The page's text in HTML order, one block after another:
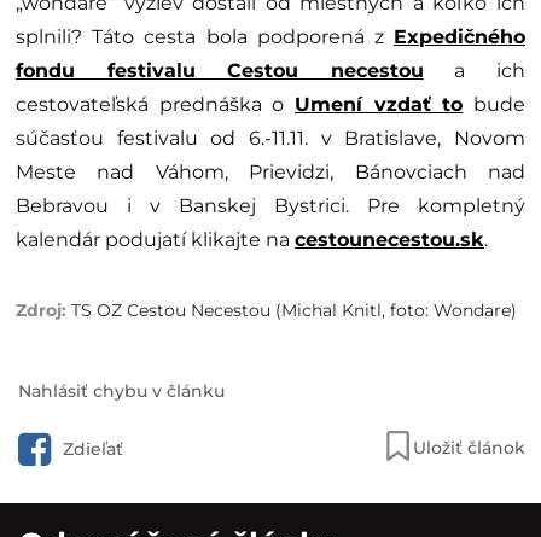
splnili? Táto cesta bola podporená z Expedičného
fondu festivalu Cestou necestou a ich
cestovateľská prednáška o Umení vzdať to bude
súčasťou festivalu od 6.-11.11. v Bratislave, Novom
Meste nad Váhom, Prievidzi, Bánovciach nad
Bebravou i v Banskej Bystrici. Pre kompletný
kalendár podujatí klikajte na cestounecestou.sk.
TS OZ Cestou Necestou (Michal Knitl, foto: Wondare)
Nahlásiť chybu v článku
Zdieľať Uložiť článok